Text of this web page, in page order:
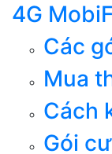
4G
Các
Mua
Cách
Gói